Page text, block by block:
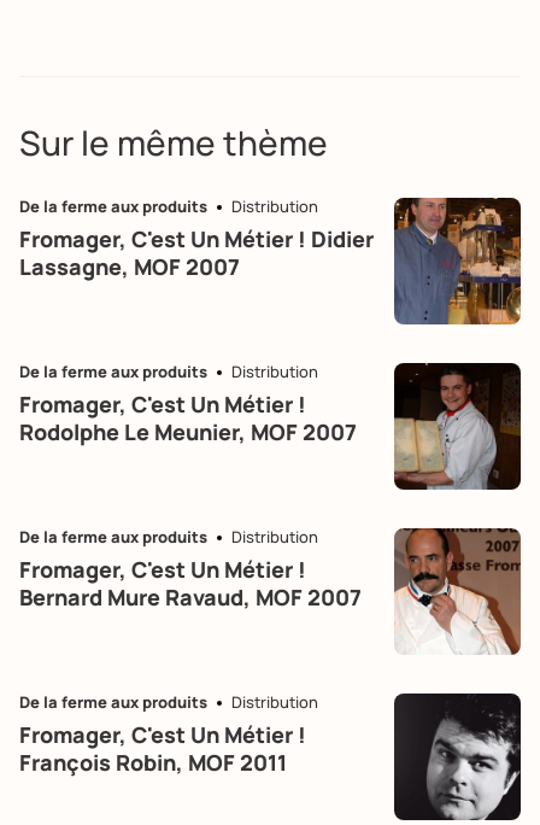
Sur le même thème
De la ferme aux produits Distribution
Fromager, C'est Un Métier ! Didier
Lassagne, MOF 2007
De la ferme aux produits Distribution
Fromager, C'est Un Métier !
Rodolphe Le Meunier, MOF 2007
De la ferme aux produits Distribution
Fromager, C'est Un Métier !
Bernard Mure Ravaud, MOF 2007
De la ferme aux produits Distribution
Fromager, C'est Un Métier !
François Robin, MOF 2011